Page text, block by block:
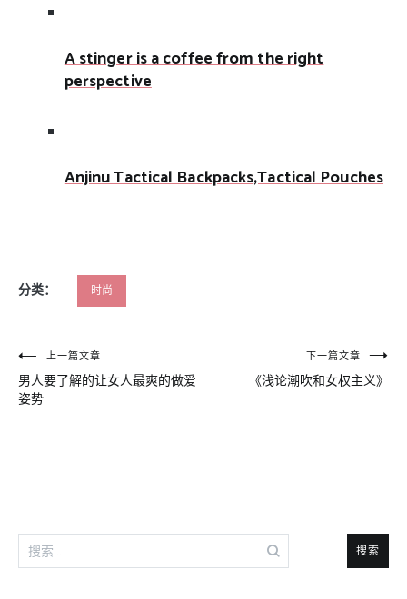
A stinger is a coffee from the right
perspective
Anjinu Tactical Backpacks,Tactical Pouches
分类： 时尚
文
章
上一篇文章
男人要了解的让女人最爽的做爱
姿势
下一篇文章
《浅论潮吹和女权主义》
搜
索：